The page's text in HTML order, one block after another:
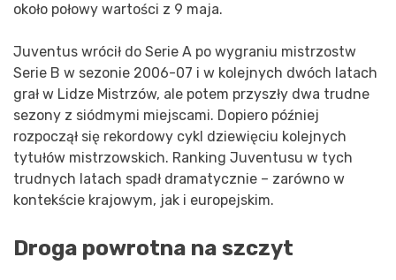
około połowy wartości z 9 maja.
Juventus wrócił do Serie A po wygraniu mistrzostw
Serie B w sezonie 2006-07 i w kolejnych dwóch latach
grał w Lidze Mistrzów, ale potem przyszły dwa trudne
sezony z siódmymi miejscami. Dopiero później
rozpoczął się rekordowy cykl dziewięciu kolejnych
tytułów mistrzowskich. Ranking Juventusu w tych
trudnych latach spadł dramatycznie – zarówno w
kontekście krajowym, jak i europejskim.
Droga powrotna na szczyt